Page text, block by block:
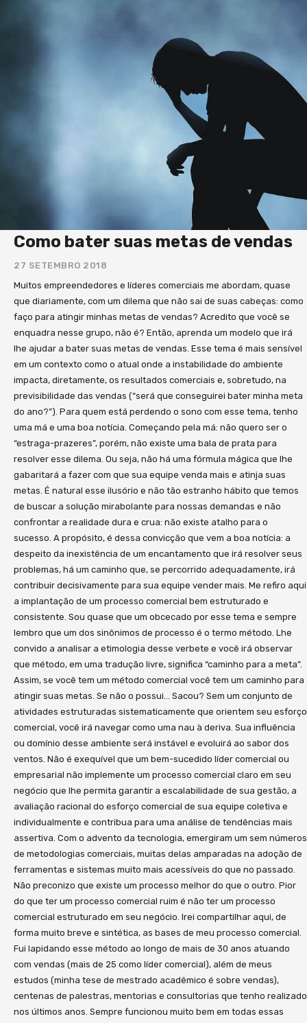
apresentados no projeto é você refletir sobre eles
gerando pensamento crítico e enriquecendo seu
repertório. Lhe convido a essa jornada. Nesse link
você pode adquirir o livro impresso ou digital e ter
acesso a todo universo de conhecimento do
“Gestão do Amanhã”. Se desejar levar esse
conhecimento a seus colaboradores, clientes ou
parceiros, desenvolvemos uma série de benefícios
exclusivos com esse objetivo. Quem adquirir lotes
acima de 50 livros pode ter direito a Mentorias,
Palestras e Workshops com os autores. Se tiver
interesse, basta me enviar uma mensagem e lhe
encaminho essa proposta. Ficarei imensamente feliz
em receber seu feedback sobre nossas
provocações. Boa leitura!!
Como bater suas metas de vendas
27 SETEMBRO 2018
Muitos empreendedores e líderes comerciais me abordam, quase
que diariamente, com um dilema que não sai de suas cabeças: como
faço para atingir minhas metas de vendas? Acredito que você se
enquadra nesse grupo, não é? Então, aprenda um modelo que irá
lhe ajudar a bater suas metas de vendas. Esse tema é mais sensível
em um contexto como o atual onde a instabilidade do ambiente
impacta, diretamente, os resultados comerciais e, sobretudo, na
previsibilidade das vendas (“será que conseguirei bater minha meta
do ano?”). Para quem está perdendo o sono com esse tema, tenho
uma má e uma boa notícia. Começando pela má: não quero ser o
“estraga-prazeres”, porém, não existe uma bala de prata para
resolver esse dilema. Ou seja, não há uma fórmula mágica que lhe
gabaritará a fazer com que sua equipe venda mais e atinja suas
metas. É natural esse ilusório e não tão estranho hábito que temos
de buscar a solução mirabolante para nossas demandas e não
confrontar a realidade dura e crua: não existe atalho para o
sucesso. A propósito, é dessa convicção que vem a boa notícia: a
despeito da inexistência de um encantamento que irá resolver seus
problemas, há um caminho que, se percorrido adequadamente, irá
contribuir decisivamente para sua equipe vender mais. Me refiro aqui
a implantação de um processo comercial bem estruturado e
consistente. Sou quase que um obcecado por esse tema e sempre
lembro que um dos sinônimos de processo é o termo método. Lhe
convido a analisar a etimologia desse verbete e você irá observar
que método, em uma tradução livre, significa “caminho para a meta”.
Assim, se você tem um método comercial você tem um caminho para
atingir suas metas. Se não o possui… Sacou? Sem um conjunto de
atividades estruturadas sistematicamente que orientem seu esforço
comercial, você irá navegar como uma nau à deriva. Sua influência
ou domínio desse ambiente será instável e evoluirá ao sabor dos
ventos. Não é exequível que um bem-sucedido líder comercial ou
empresarial não implemente um processo comercial claro em seu
negócio que lhe permita garantir a escalabilidade de sua gestão, a
avaliação racional do esforço comercial de sua equipe coletiva e
individualmente e contribua para uma análise de tendências mais
assertiva. Com o advento da tecnologia, emergiram um sem números
de metodologias comerciais, muitas delas amparadas na adoção de
ferramentas e sistemas muito mais acessíveis do que no passado.
Não preconizo que existe um processo melhor do que o outro. Pior
do que ter um processo comercial ruim é não ter um processo
comercial estruturado em seu negócio. Irei compartilhar aqui, de
forma muito breve e sintética, as bases de meu processo comercial.
Fui lapidando esse método ao longo de mais de 30 anos atuando
com vendas (mais de 25 como líder comercial), além de meus
estudos (minha tese de mestrado acadêmico é sobre vendas),
centenas de palestras, mentorias e consultorias que tenho realizado
nos últimos anos. Sempre funcionou muito bem em todas essas